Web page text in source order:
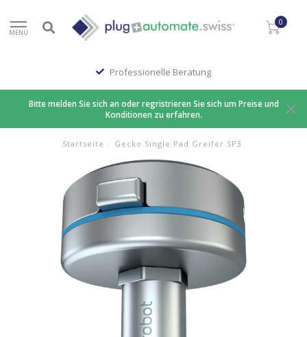
MENU
0
Professionelle Beratung
Bitte melden Sie sich an oder regristrieren Sie sich um Preise und
Konditionen zu erfahren.
Startseite / Gecko Single Pad Greifer SP3